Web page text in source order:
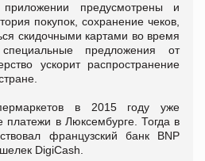
предусмотрены и
покупок, сохранение чеков,
скидочными картами во время
предложения от
ускорит распространение
в 2015 году уже
платежи в Люксембурге. Тогда в
французский банк BNP
DigiCash.